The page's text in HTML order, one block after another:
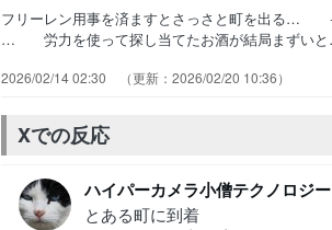
フリーレン用事を済ますとさっさと町を出る… →
… 労力を使って探し当てたお酒が結局まずい
石室… どんなに不味い酒も、仲間と飲んだら
話(⁠´…
2026/02/14 02:30 2026/02/20 10:36
Xでの反応
ハイパーカメラ小僧テクノロジー
とある町に到着